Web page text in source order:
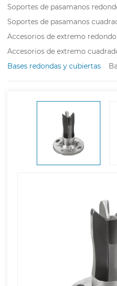
Soportes de pasamanos
Soportes de pasamanos
Accesorios de extremo redondo
Accesorios de extremo
Bases redondas y cubiertas